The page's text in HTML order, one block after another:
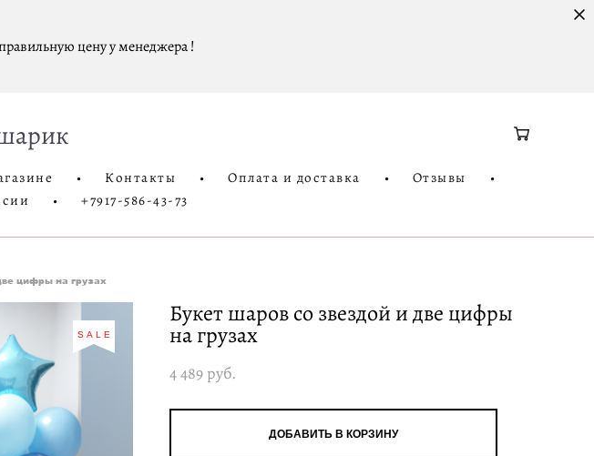
цену у менеджера !
• Контакты • Оплата и доставка • Отзывы
•
• +7917-586-43-73
цифры на грузах
SALE
Букет шаров со звездой и две цифры
на грузах
4 489 pуб.
ДОБАВИТЬ В КОРЗИНУ